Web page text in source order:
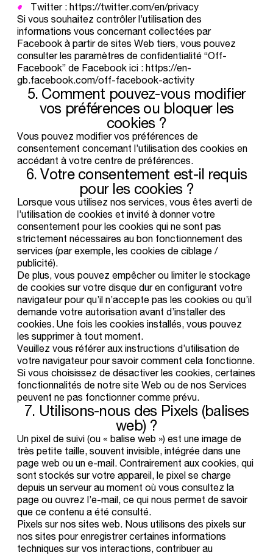
Twitter : https://twitter.com/en/privacy
Si vous souhaitez contrôler l’utilisation des
informations vous concernant collectées par
Facebook à partir de sites Web tiers, vous pouvez
consulter les paramètres de confidentialité “Off-
Facebook” de Facebook ici : https://en-
gb.facebook.com/off-facebook-activity
5. Comment pouvez-vous modifier
vos préférences ou bloquer les
cookies ?
Vous pouvez modifier vos préférences de
consentement concernant l’utilisation des cookies en
accédant à votre centre de préférences.
6. Votre consentement est-il requis
pour les cookies ?
Lorsque vous utilisez nos services, vous êtes averti de
l’utilisation de cookies et invité à donner votre
consentement pour les cookies qui ne sont pas
strictement nécessaires au bon fonctionnement des
services (par exemple, les cookies de ciblage /
publicité).
De plus, vous pouvez empêcher ou limiter le stockage
de cookies sur votre disque dur en configurant votre
navigateur pour qu’il n’accepte pas les cookies ou qu’il
demande votre autorisation avant d’installer des
cookies. Une fois les cookies installés, vous pouvez
les supprimer à tout moment.
Veuillez vous référer aux instructions d’utilisation de
votre navigateur pour savoir comment cela fonctionne.
Si vous choisissez de désactiver les cookies, certaines
fonctionnalités de notre site Web ou de nos Services
peuvent ne pas fonctionner comme prévu.
7. Utilisons-nous des Pixels (balises
web) ?
Un pixel de suivi (ou « balise web ») est une image de
très petite taille, souvent invisible, intégrée dans une
page web ou un e-mail. Contrairement aux cookies, qui
sont stockés sur votre appareil, le pixel se charge
depuis un serveur au moment où vous consultez la
page ou ouvrez l’e-mail, ce qui nous permet de savoir
que ce contenu a été consulté.
Pixels sur nos sites web. Nous utilisons des pixels sur
nos sites pour enregistrer certaines informations
techniques sur vos interactions, contribuer au